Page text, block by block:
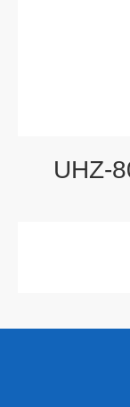
UHZ-